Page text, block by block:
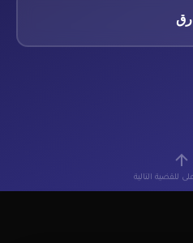
للقضية التالية